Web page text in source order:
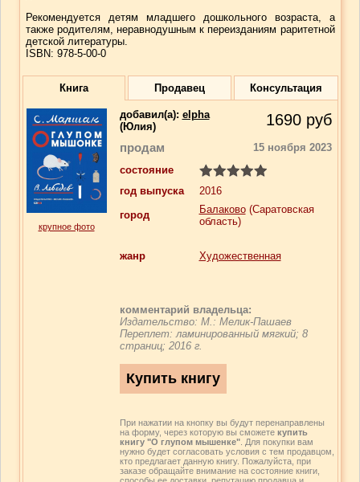
Рекомендуется детям младшего дошкольного возраста, а
также родителям, неравнодушным к переизданиям раритетной
детской литературы.
ISBN: 978-5-00-0
Книга Продавец Консультация
крупное фото
добавил(a): elpha
(Юлия)
1690 руб
продам
15 ноября 2023
состояние
год выпуска
2016
город
Балаково(Саратовская
область)
жанр Художественная
комментарий владельца:
Издательство: М.: Мелик-Пашаев
Переплет: ламинированный мягкий; 8
страниц; 2016 г.
При нажатии на кнопку вы будут перенаправлены
на форму, через которую вы сможете купить
книгу "О глупом мышенке". Для покупки вам
нужно будет согласовать условия с тем продавцом,
кто предлагает данную книгу. Пожалуйста, при
заказе обращайте внимание на состояние книги,